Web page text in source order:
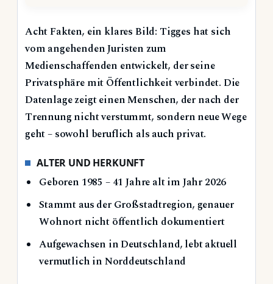
Acht Fakten, ein klares Bild: Tigges hat sich
vom angehenden Juristen zum
Medienschaffenden entwickelt, der seine
Privatsphäre mit Öffentlichkeit verbindet. Die
Datenlage zeigt einen Menschen, der nach der
Trennung nicht verstummt, sondern neue Wege
geht – sowohl beruflich als auch privat.
ALTER UND HERKUNFT
Geboren 1985 – 41 Jahre alt im Jahr 2026
Stammt aus der Großstadtregion, genauer
Wohnort nicht öffentlich dokumentiert
Aufgewachsen in Deutschland, lebt aktuell
vermutlich in Norddeutschland